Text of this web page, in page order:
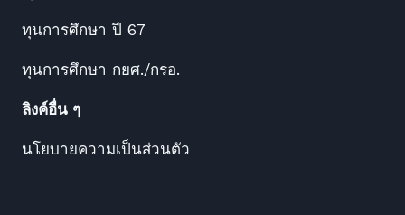
ทุนการศึกษา ปี 67
ทุนการศึกษา กยศ./กรอ.
ลิงค์อื่น ๆ
นโยบายความเป็นส่วนตัว